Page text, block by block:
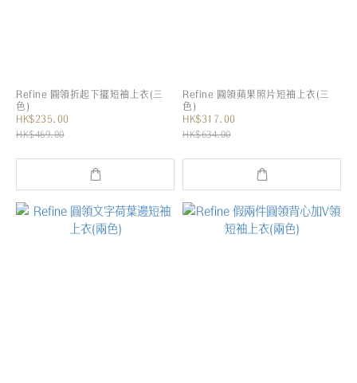
Refine 圓領折起下擺短袖上衣(三
色)
HK$235.00
HK$469.00
Refine 圓領蘋果照片短袖上衣(三
色)
HK$317.00
HK$634.00